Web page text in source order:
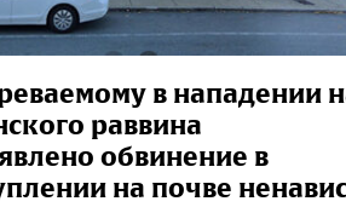
в нападении
раввина
обвинение в
на почве